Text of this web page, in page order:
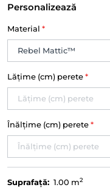
Personalizează
Material *
Lățime (cm) perete *
Înălțime (cm) perete *
Suprafață: 1.00 m2